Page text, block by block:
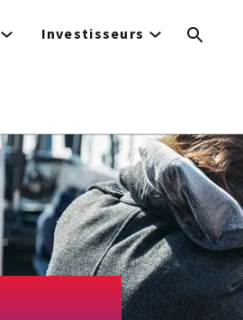
Investisseurs